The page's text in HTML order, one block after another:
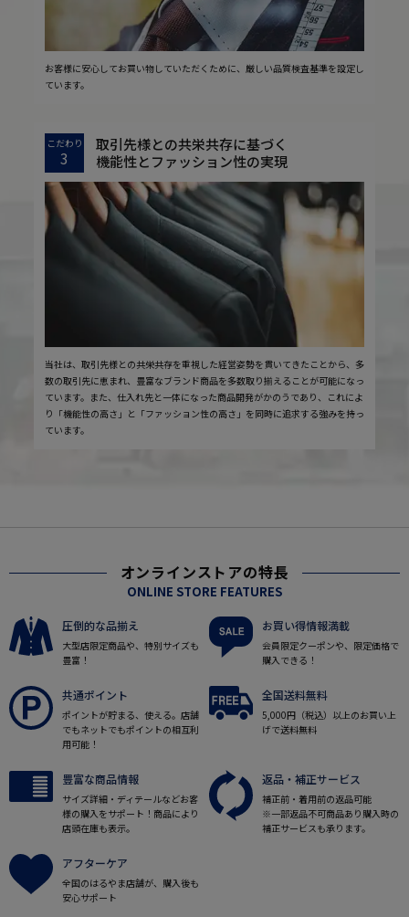
お客様に安心してお買い物していただくために、厳しい品質検査基準を設定し
ています。
こだわり
3
取引先様との共栄共存に基づく
機能性とファッション性の実現
当社は、取引先様との共栄共存を重視した経営姿勢を貫いてきたことから、多
数の取引先に恵まれ、豊富なブランド商品を多数取り揃えることが可能になっ
ています。また、仕入れ先と一体になった商品開発がかのうであり、これによ
り「機能性の高さ」と「ファッション性の高さ」を同時に追求する強みを持っ
ています。
オンラインストアの特長
ONLINE STORE FEATURES
圧倒的な品揃え
大型店限定商品や、特別サイズも
豊富！
お買い得情報満載
会員限定クーポンや、限定価格で
購入できる！
共通ポイント
ポイントが貯まる、使える。店舗
でもネットでもポイントの相互利
用可能！
全国送料無料
5,000円（税込）以上のお買い上
げで送料無料
豊富な商品情報
サイズ詳細・ディテールなどお客
様の購入をサポート！商品により
店頭在庫も表示。
返品・補正サービス
補正前・着用前の返品可能
※一部返品不可商品あり購入時の
補正サービスも承ります。
アフターケア
全国のはるやま店舗が、購入後も
安心サポート